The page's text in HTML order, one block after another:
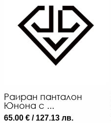
Раиран панталон
Юнона с ...
65.00 € / 127.13 лв.